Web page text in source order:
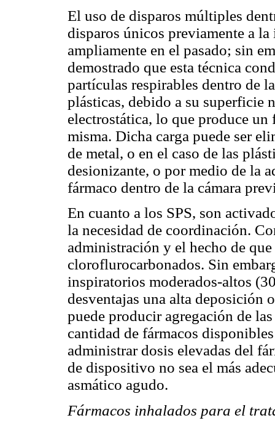
El uso de disparos múltiples
disparos únicos previamente a
ampliamente en el pasado; sin
demostrado que esta técnica
partículas respirables dentro de
plásticas, debido a su superficie
electrostática, lo que produce
misma. Dicha carga puede ser
de metal, o en el caso de las
desionizante, o por medio de la
fármaco dentro de la cámara
En cuanto a los SPS, son
la necesidad de coordinación.
administración y el hecho de
cloroflurocarbonados. Sin
inspiratorios moderados-altos
desventajas una alta deposición
puede producir agregación de
cantidad de fármacos
administrar dosis elevadas del
de dispositivo no sea el más
asmático agudo.
Fármacos inhalados para el